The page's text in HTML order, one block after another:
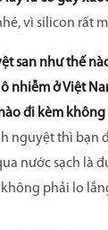
vì silicon rất
san như thế
nhiễm ở Việt
đi kèm
nguyệt thì bạn
nước sạch là
phải lo